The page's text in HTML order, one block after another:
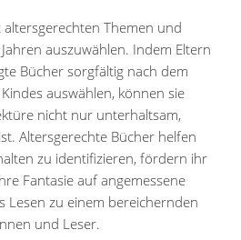
altersgerechten Themen und
auszuwählen. Indem Eltern
Bücher sorgfältig nach dem
auswählen, können sie
nicht nur unterhaltsam,
Altersgerechte Bücher helfen
zu identifizieren, fördern ihr
Fantasie auf angemessene
Lesen zu einem bereichernden
und Leser.